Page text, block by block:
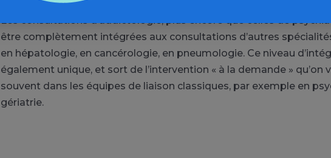
Les consultations d’addictologie, plus encore que celles de
être complètement intégrées aux consultations d’autres
en hépatologie, en cancérologie, en pneumologie. Ce niveau
également unique, et sort de l’intervention « à la demande » qu’on
souvent dans les équipes de liaison classiques, par exemple en
gériatrie.